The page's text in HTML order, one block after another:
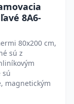
8A6-
80x200 cm,
sú z
sú
magnetickým